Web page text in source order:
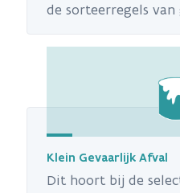
de sorteerregels van
Klein Gevaarlijk Afval
Dit hoort bij de